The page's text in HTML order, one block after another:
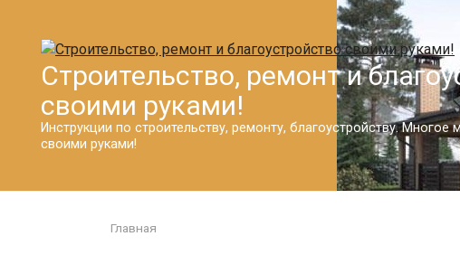
контенту
Строительство, ремонт и
своими руками!
Инструкции по строительству, ремонту, благоустройству.
своими руками!
Главная